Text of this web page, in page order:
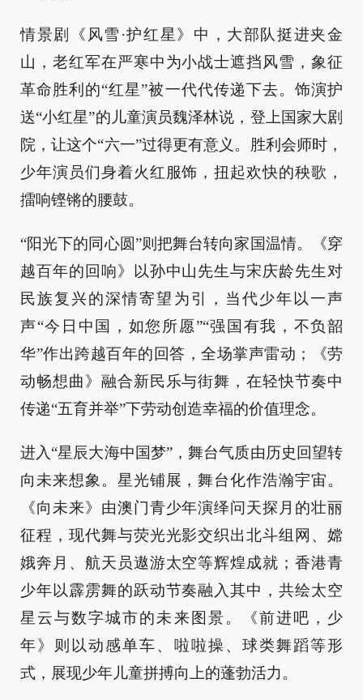
情景剧《风雪·护红星》中，大部队挺进夹金
山，老红军在严寒中为小战士遮挡风雪，象征
革命胜利的“红星”被一代代传递下去。饰演护
送“小红星”的儿童演员魏泽林说，登上国家大剧
院，让这个“六一”过得更有意义。胜利会师时，
少年演员们身着火红服饰，扭起欢快的秧歌，
擂响铿锵的腰鼓。
“阳光下的同心圆”则把舞台转向家国温情。《穿
越百年的回响》以孙中山先生与宋庆龄先生对
民族复兴的深情寄望为引，当代少年以一声
声“今日中国，如您所愿”“强国有我，不负韶
华”作出跨越百年的回答，全场掌声雷动；《劳
动畅想曲》融合新民乐与街舞，在轻快节奏中
传递“五育并举”下劳动创造幸福的价值理念。
进入“星辰大海中国梦”，舞台气质由历史回望转
向未来想象。星光铺展，舞台化作浩瀚宇宙。
《向未来》由澳门青少年演绎问天探月的壮丽
征程，现代舞与荧光光影交织出北斗组网、嫦
娥奔月、航天员遨游太空等辉煌成就；香港青
少年以霹雳舞的跃动节奏融入其中，共绘太空
星云与数字城市的未来图景。《前进吧，少
年》则以动感单车、啦啦操、球类舞蹈等形
式，展现少年儿童拼搏向上的蓬勃活力。